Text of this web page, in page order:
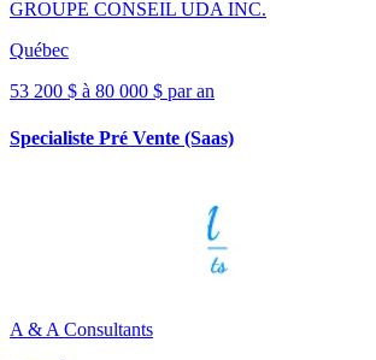
GROUPE CONSEIL UDA INC.
Québec
53 200 $ à 80 000 $ par an
Specialiste Pré Vente (Saas)
A & A Consultants